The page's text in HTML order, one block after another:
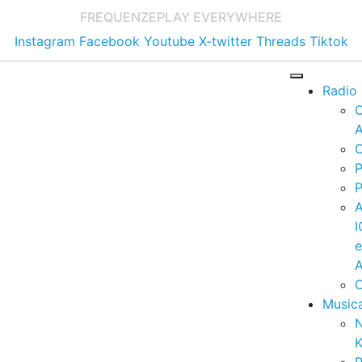
FREQUENZEPLAY EVERYWHERE
Instagram Facebook Youtube X-twitter Threads Tiktok
Radio
e